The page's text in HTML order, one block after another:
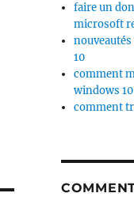
faire un
microsoft
10
comment
windows 10
comment